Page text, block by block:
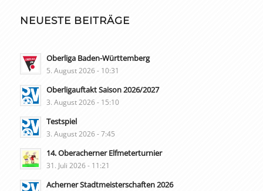
NEUESTE BEITRÄGE
Oberliga Baden-Württemberg
5. August 2026 - 10:31
Oberligauftakt Saison 2026/2027
3. August 2026 - 15:10
Testspiel
3. August 2026 - 7:45
14. Oberacherner Elfmeterturnier
31. Juli 2026 - 11:21
Acherner Stadtmeisterschaften 2026